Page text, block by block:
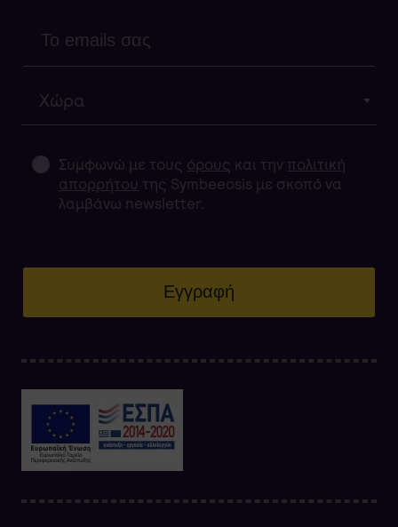
Χώρα
Συμφωνώ με τους όρους και την πολιτική
απορρήτου της Symbeeosis με σκοπό να
λαμβάνω newsletter.
Εγγραφή